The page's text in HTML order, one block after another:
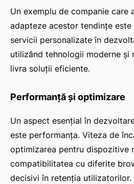
Un exemplu de companie care
adapteze acestor tendințe
servicii personalizate în
utilizând tehnologii moderne și
livra soluții eficiente.
Performanță și optimizare
Un aspect esențial în
este performanța. Viteza de
optimizarea pentru dispozitive
compatibilitatea cu diferite
decisivi în retenția utilizatorilor.